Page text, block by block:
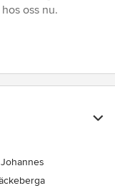
oss nu.